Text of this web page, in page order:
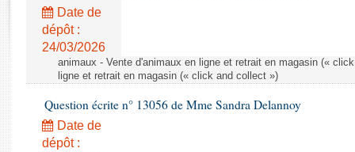
Rapports législatifs
Rapports sur l'application des lois
Baromètre de l’application des lois
Dossiers législatifs
Budget et sécurité sociale
Questions écrites et orales
Date de
dépôt :
24/03/2026
animaux - Vente d'animaux en ligne et retrait en magasin («
ligne et retrait en magasin (« click and collect »)
Question écrite n° 13056 de Mme Sandra Delannoy
Date de
dépôt :